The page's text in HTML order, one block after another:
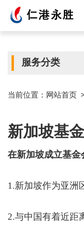
服务分类
当前位置： 网站首页
新加坡基
在新加坡成立基金
1.新加坡作为亚洲
2.与中国有着近距